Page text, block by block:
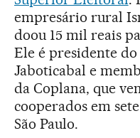
empresário rural
doou 15 mil reais
Ele é presidente
Jaboticabal e
da Coplana, que
cooperados em
São Paulo.